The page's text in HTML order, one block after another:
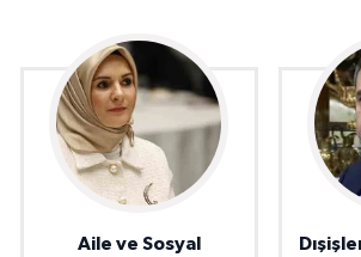
Aile ve Sosyal